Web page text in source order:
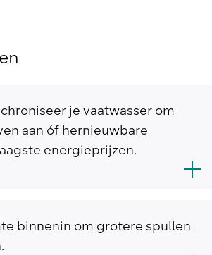
je vaatwasser om
aan óf hernieuwbare
energieprijzen.
binnenin om grotere spullen